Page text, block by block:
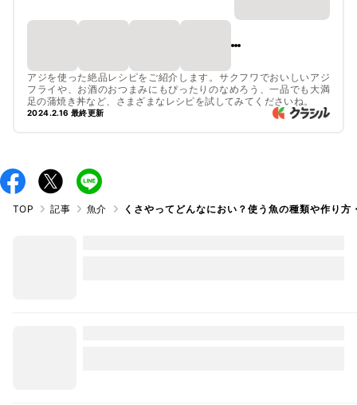
アジを使った絶品レシピをご紹介します。サクフワでおいしいアジ
フライや、お酒のおつまみにもぴったりのなめろう、一品でも大満
足の蒲焼き丼など、さまざまなレシピを試してみてくださいね。
2024.2.16 最終更新
TOP 記事 魚介 くさやってどんなにおい？使う魚の種類や作り方